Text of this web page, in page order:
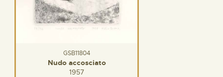
GSB11804
Nudo accosciato
1957